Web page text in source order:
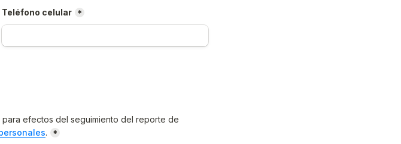
Teléfono celular *
efectos del seguimiento del reporte de
. *